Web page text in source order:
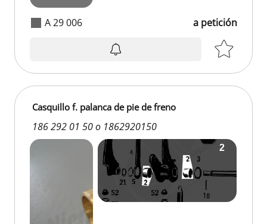
A 29 006 a petición
Casquillo f. palanca de pie de freno
186 292 01 50 o 1862920150